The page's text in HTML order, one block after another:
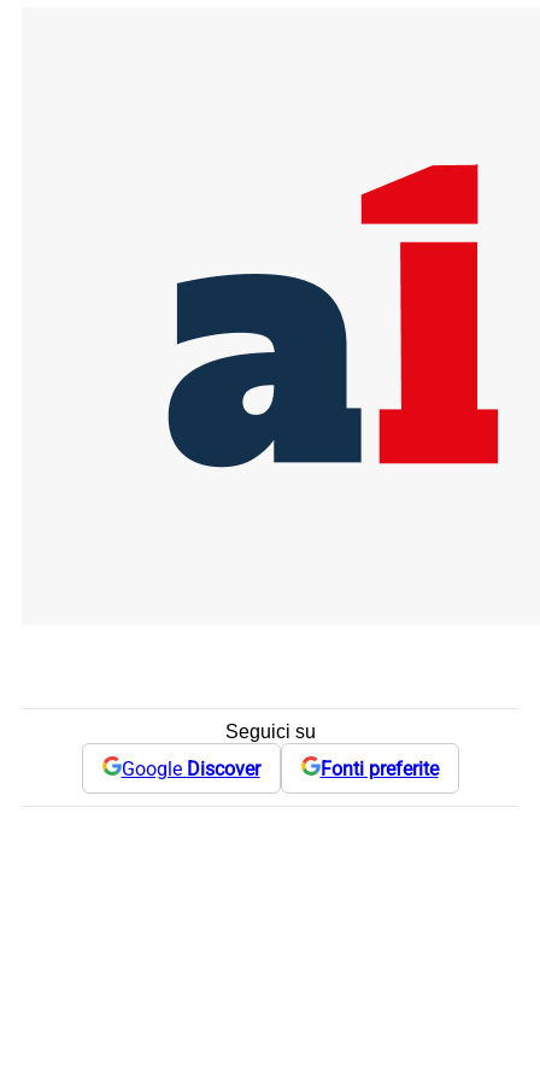
Seguici su
Google Discover Fonti preferite